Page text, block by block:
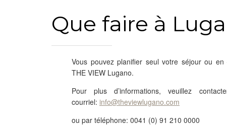
Que faire à
Vous pouvez planifier seul votre séjour ou en
THE VIEW Lugano.
Pour plus d’informations, veuillez
courriel: info@theviewlugano.com
ou par téléphone: 0041 (0) 91 210 0000